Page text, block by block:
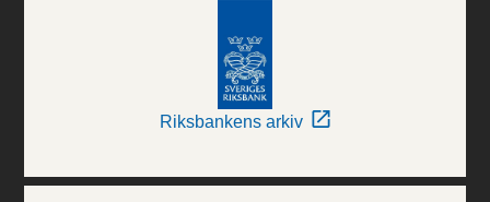
Riksbankens arkiv